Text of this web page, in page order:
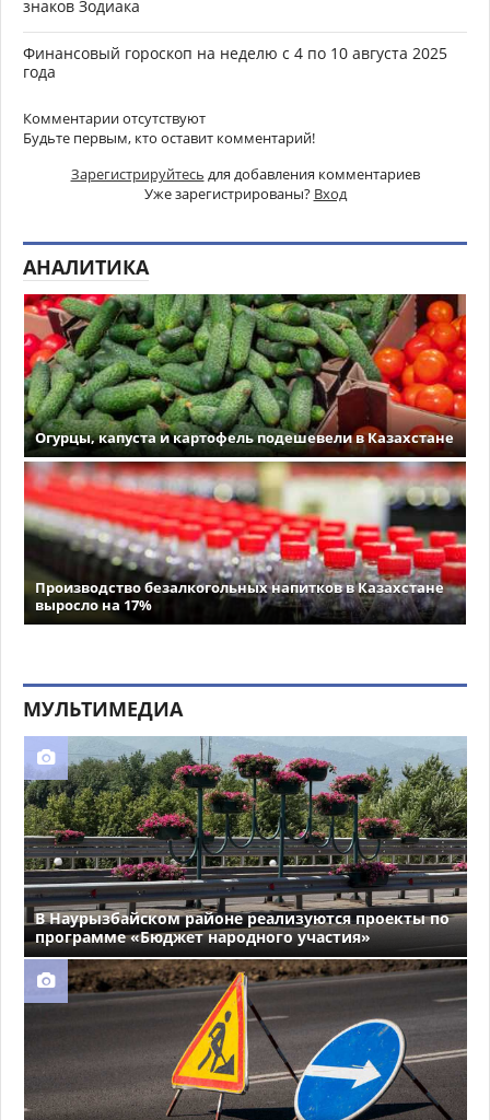
знаков Зодиака
Финансовый гороскоп на неделю с 4 по 10 августа 2025
года
Комментарии отсутствуют
Будьте первым, кто оставит комментарий!
Зарегистрируйтесь для добавления комментариев
Уже зарегистрированы? Вход
АНАЛИТИКА
Огурцы, капуста и картофель подешевели в Казахстане
Производство безалкогольных напитков в Казахстане
выросло на 17%
МУЛЬТИМЕДИА
В Наурызбайском районе реализуются проекты по
программе «Бюджет народного участия»